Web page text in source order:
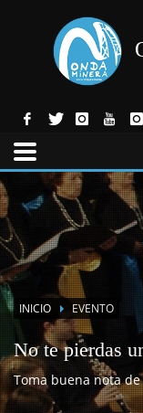
INICIO EVENTO
No te pierdas
Toma buena nota